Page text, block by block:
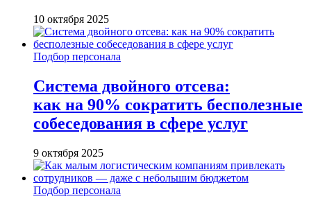
10 октября 2025
Подбор персонала
Система двойного отсева:
как на 90% сократить бесполезные
собеседования в сфере услуг
9 октября 2025
Подбор персонала